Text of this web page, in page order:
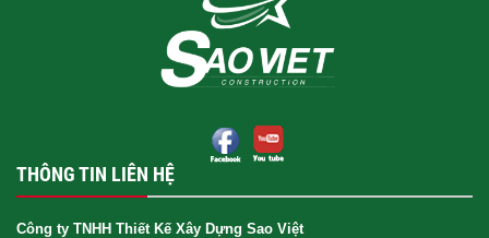
THÔNG TIN LIÊN HỆ
Công ty TNHH Thiết Kế Xây Dựng Sao Việt